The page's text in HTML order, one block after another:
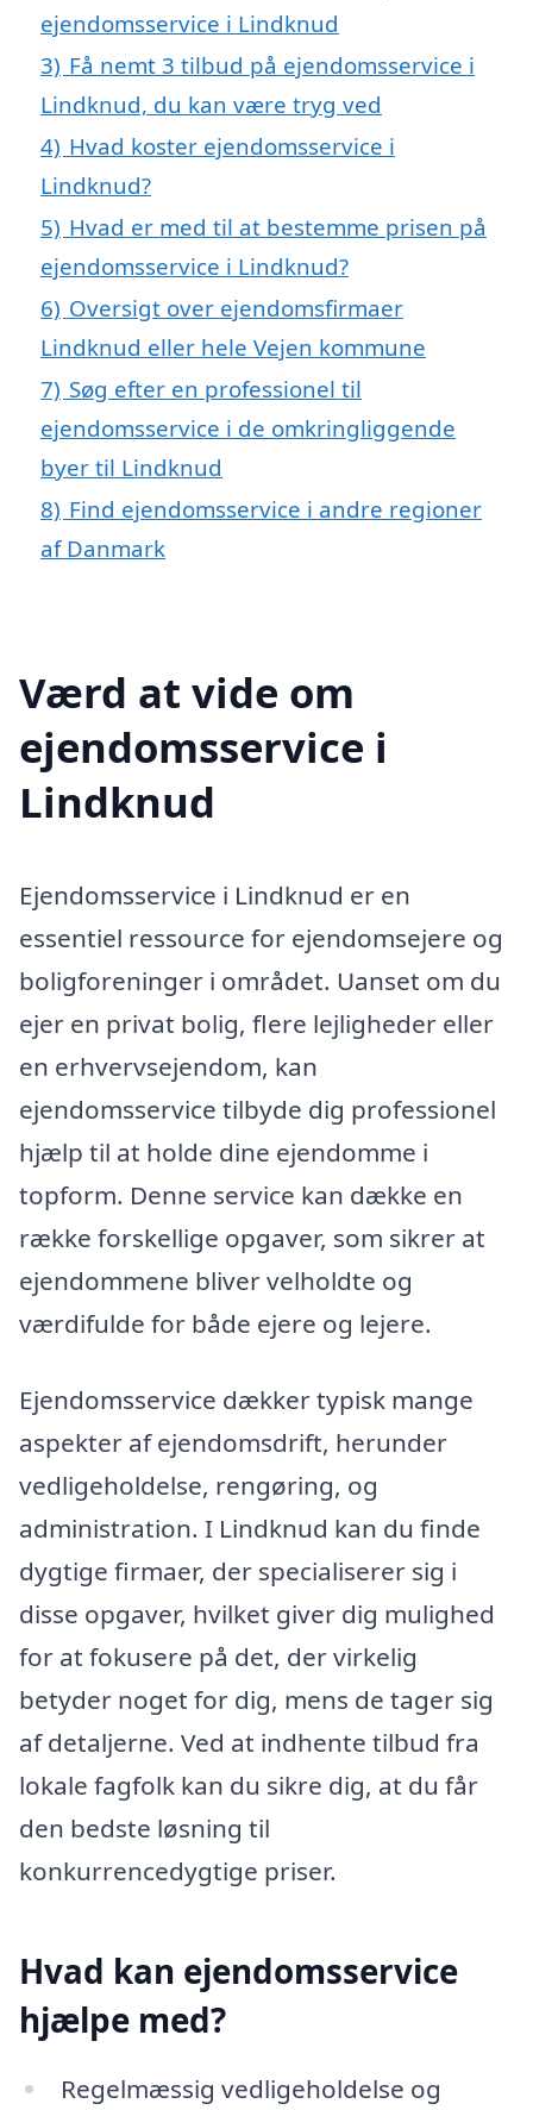
ejendomsservice i Lindknud
3) Få nemt 3 tilbud på ejendomsservice i
Lindknud, du kan være tryg ved
4) Hvad koster ejendomsservice i
Lindknud?
5) Hvad er med til at bestemme prisen på
ejendomsservice i Lindknud?
6) Oversigt over ejendomsfirmaer
Lindknud eller hele Vejen kommune
7) Søg efter en professionel til
ejendomsservice i de omkringliggende
byer til Lindknud
8) Find ejendomsservice i andre regioner
af Danmark
Værd at vide om
ejendomsservice i
Lindknud
Ejendomsservice i Lindknud er en
essentiel ressource for ejendomsejere og
boligforeninger i området. Uanset om du
ejer en privat bolig, flere lejligheder eller
en erhvervsejendom, kan
ejendomsservice tilbyde dig professionel
hjælp til at holde dine ejendomme i
topform. Denne service kan dække en
række forskellige opgaver, som sikrer at
ejendommene bliver velholdte og
værdifulde for både ejere og lejere.
Ejendomsservice dækker typisk mange
aspekter af ejendomsdrift, herunder
vedligeholdelse, rengøring, og
administration. I Lindknud kan du finde
dygtige firmaer, der specialiserer sig i
disse opgaver, hvilket giver dig mulighed
for at fokusere på det, der virkelig
betyder noget for dig, mens de tager sig
af detaljerne. Ved at indhente tilbud fra
lokale fagfolk kan du sikre dig, at du får
den bedste løsning til
konkurrencedygtige priser.
Hvad kan ejendomsservice
hjælpe med?
Regelmæssig vedligeholdelse og